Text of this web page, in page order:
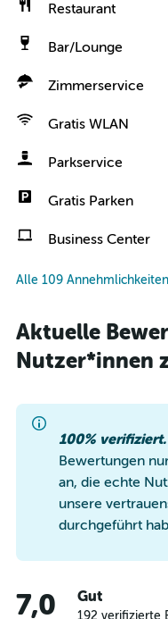
Restaurant
Bar/Lounge
Zimmerservice
Gratis WLAN
Parkservice
Gratis Parken
Business Center
Alle 109
Aktuelle
Nutzer*innen
100% verifiziert.
Bewertungen
an, die echte
unsere
durchgeführt
7,0 Gut
192 verifizierte